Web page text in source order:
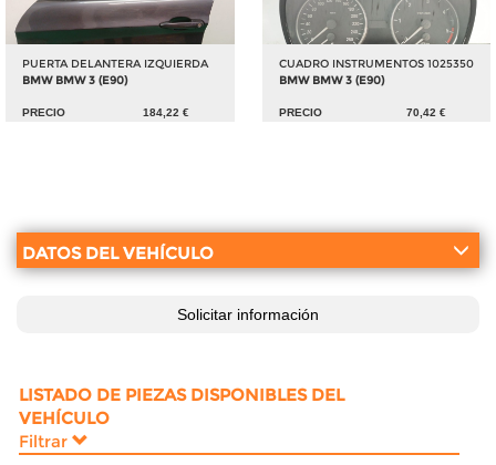
PUERTA DELANTERA IZQUIERDA
BMW BMW 3 (E90)
PRECIO 184,22 €
CUADRO INSTRUMENTOS 1025350
BMW BMW 3 (E90)
PRECIO 70,42 €
DATOS DEL VEHÍCULO
Solicitar información
LISTADO DE PIEZAS DISPONIBLES DEL
VEHÍCULO
Filtrar